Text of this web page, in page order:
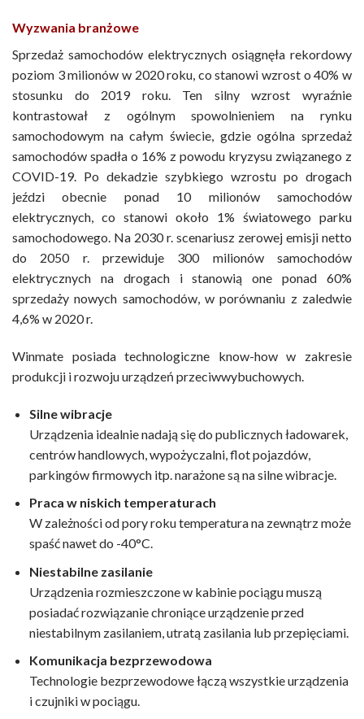
Wyzwania branżowe
Sprzedaż samochodów elektrycznych osiągnęła rekordowy
poziom 3 milionów w 2020 roku, co stanowi wzrost o 40% w
stosunku do 2019 roku. Ten silny wzrost wyraźnie
kontrastował z ogólnym spowolnieniem na rynku
samochodowym na całym świecie, gdzie ogólna sprzedaż
samochodów spadła o 16% z powodu kryzysu związanego z
COVID-19. Po dekadzie szybkiego wzrostu po drogach
jeździ obecnie ponad 10 milionów samochodów
elektrycznych, co stanowi około 1% światowego parku
samochodowego. Na 2030 r. scenariusz zerowej emisji netto
do 2050 r. przewiduje 300 milionów samochodów
elektrycznych na drogach i stanowią one ponad 60%
sprzedaży nowych samochodów, w porównaniu z zaledwie
4,6% w 2020 r.
Winmate posiada technologiczne know-how w zakresie
produkcji i rozwoju urządzeń przeciwwybuchowych.
Silne wibracje
Urządzenia idealnie nadają się do publicznych ładowarek,
centrów handlowych, wypożyczalni, flot pojazdów,
parkingów firmowych itp. narażone są na silne wibracje.
Praca w niskich temperaturach
W zależności od pory roku temperatura na zewnątrz może
spaść nawet do -40°C.
Niestabilne zasilanie
Urządzenia rozmieszczone w kabinie pociągu muszą
posiadać rozwiązanie chroniące urządzenie przed
niestabilnym zasilaniem, utratą zasilania lub przepięciami.
Komunikacja bezprzewodowa
Technologie bezprzewodowe łączą wszystkie urządzenia
i czujniki w pociągu.